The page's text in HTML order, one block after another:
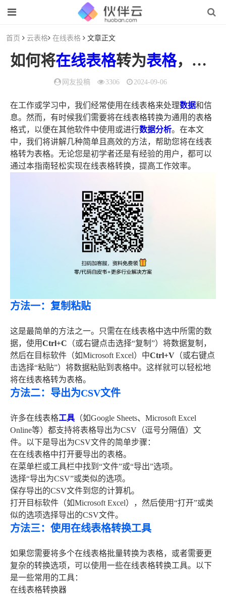
首页 云表格 在线表格 文章正文
如何将在线表格转为表格，在线表格转换简易指南
网友投稿 3306 2024-09-06
在工作或学习中，我们经常使用在线表格来处理数据和信
息。然而，有时候我们需要将在线表格转换为通用的表格
格式，以便在其他软件中使用或进行数据分析。在本文
中，我们将讲解几种简单且高效的方法，帮助您将在线表
格转为表格。无论您是初学者还是有经验的用户，都可以
通过本指南轻松实现在线表格转换，提高工作效率。
方法一：复制粘贴
这是最简单的方法之一。只需在在线表格中选中所需的数
据，使用Ctrl+C （或右键点击选择“复制”）将数据复制，
然后在目标软件（如Microsoft Excel）中Ctrl+V （或右键点
击选择“粘贴”）将数据粘贴到表格中。这样就可以轻松地
将在线表格转为表格。
方法二：导出为CSV文件
许多在线表格工具 （如Google Sheets、Microsoft Excel
Online等）都支持将表格导出为CSV（逗号分隔值）文
件。以下是导出为CSV文件的简单步骤：
在在线表格中打开要导出的表格。
在菜单栏或工具栏中找到“文件”或“导出”选项。
选择“导出为CSV”或类似的选项。
保存导出的CSV文件到您的计算机。
打开目标软件（如Microsoft Excel），然后使用“打开”或类
似的选项选择导出的CSV文件。
方法三：使用在线表格转换工具
如果您需要将多个在线表格批量转换为表格，或者需要更
复杂的转换选项，可以使用一些在线表格转换工具。以下
是一些常用的工具：
在线表格转换器